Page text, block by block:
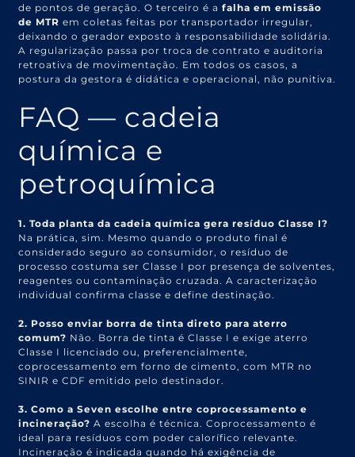
de pontos de geração. O terceiro é afalha em emissão
de MTR em coletas feitas por transportador irregular,
deixando o gerador exposto à responsabilidade solidária.
A regularização passa por troca de contrato e auditoria
retroativa de movimentação. Em todos os casos, a
postura da gestora é didática e operacional, não punitiva.
FAQ — cadeia
química e
petroquímica
1. Toda planta da cadeia química gera resíduo Classe I?
Na prática, sim. Mesmo quando o produto final é
considerado seguro ao consumidor, o resíduo de
processo costuma ser Classe I por presença de solventes,
reagentes ou contaminação cruzada. A caracterização
individual confirma classe e define destinação.
2. Posso enviar borra de tinta direto para aterro
comum? Não. Borra de tinta é Classe I e exige aterro
Classe I licenciado ou, preferencialmente,
coprocessamento em forno de cimento, com MTR no
SINIR e CDF emitido pelo destinador.
3. Como a Seven escolhe entre coprocessamento e
incineração? A escolha é técnica. Coprocessamento é
ideal para resíduos com poder calorífico relevante.
Incineração é indicada quando há exigência de